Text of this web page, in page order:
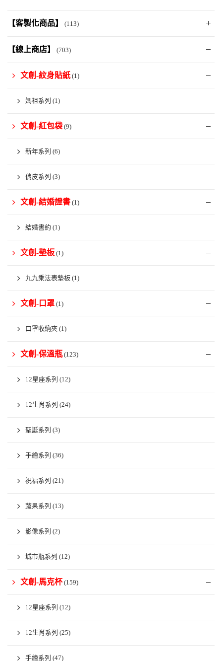
【客製化商品】 (113)
【線上商店】 (703)
文創-紋身貼紙 (1)
媽祖系列 (1)
文創-紅包袋 (9)
新年系列 (6)
俏皮系列 (3)
文創-結婚證書 (1)
結婚書約 (1)
文創-墊板 (1)
九九乘法表墊板 (1)
文創-口罩 (1)
口罩收納夾 (1)
文創-保溫瓶 (123)
12星座系列 (12)
12生肖系列 (24)
聖誕系列 (3)
手繪系列 (36)
祝福系列 (21)
蔬果系列 (13)
影像系列 (2)
城市瓶系列 (12)
文創-馬克杯 (159)
12星座系列 (12)
12生肖系列 (25)
手繪系列 (47)